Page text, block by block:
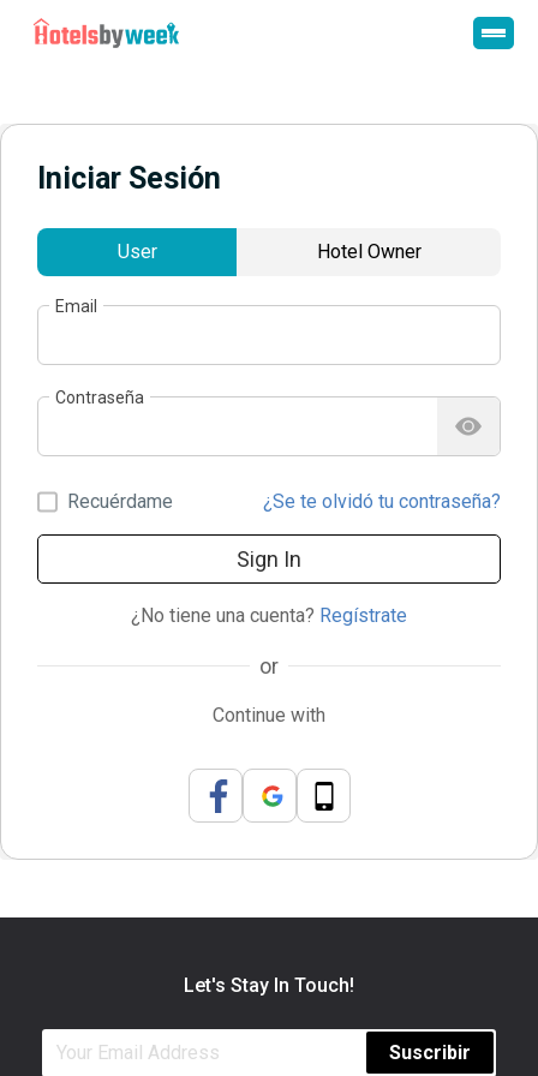
Iniciar Sesión
User Hotel Owner
Email
Contraseña
Recuérdame ¿Se te olvidó tu contraseña?
Sign In
¿No tiene una cuenta? Regístrate
or
Continue with
Let's Stay In Touch!
Suscribir